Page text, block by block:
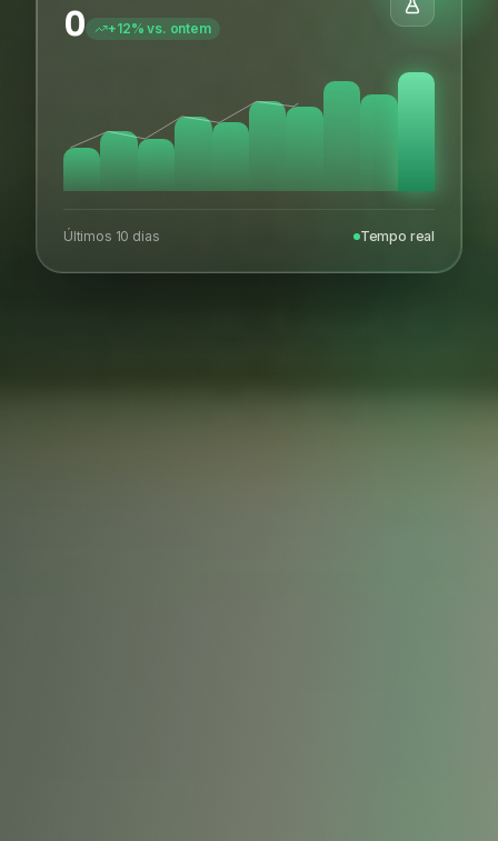
0 +12% vs. ontem
Últimos 10 dias Tempo real